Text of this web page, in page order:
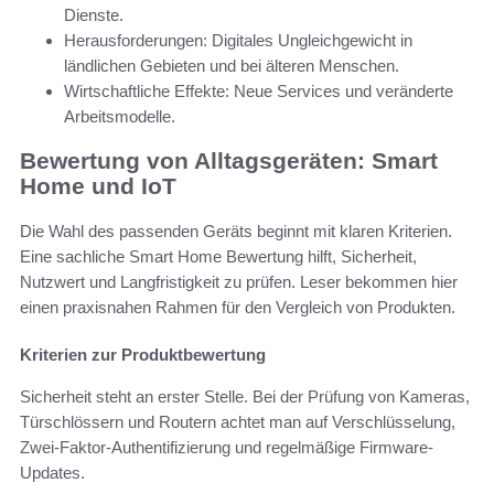
Dienste.
Herausforderungen: Digitales Ungleichgewicht in
ländlichen Gebieten und bei älteren Menschen.
Wirtschaftliche Effekte: Neue Services und veränderte
Arbeitsmodelle.
Bewertung von Alltagsgeräten: Smart
Home und IoT
Die Wahl des passenden Geräts beginnt mit klaren Kriterien.
Eine sachliche Smart Home Bewertung hilft, Sicherheit,
Nutzwert und Langfristigkeit zu prüfen. Leser bekommen hier
einen praxisnahen Rahmen für den Vergleich von Produkten.
Kriterien zur Produktbewertung
Sicherheit steht an erster Stelle. Bei der Prüfung von Kameras,
Türschlössern und Routern achtet man auf Verschlüsselung,
Zwei-Faktor-Authentifizierung und regelmäßige Firmware-
Updates.